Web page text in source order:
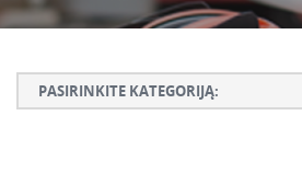
PASIRINKITE KATEGORIJĄ: